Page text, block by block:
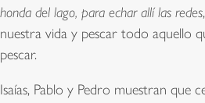
honda del lago, para echar allí las redes
nuestra vida y pescar todo aquello
pescar.
Isaías, Pablo y Pedro muestran que